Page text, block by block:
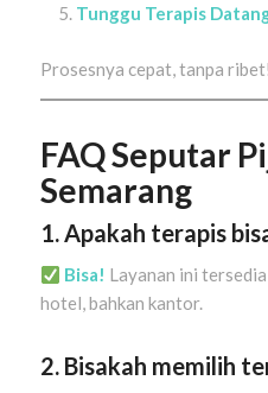
Tunggu Terapis
Prosesnya cepat, tanpa
FAQ Seputar
Semarang
1. Apakah terapis
Bisa! Layanan ini
hotel, bahkan kantor.
2. Bisakah memilih